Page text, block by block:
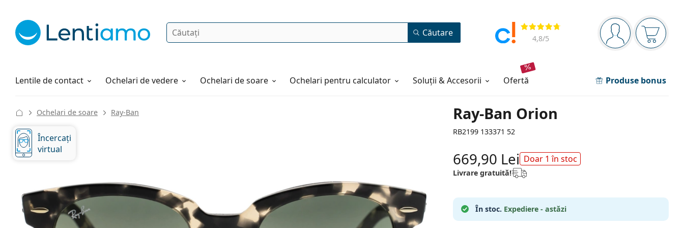
Panou de navigare
Sunteți logat
Coșul
Opinii
4,8/5
Căutare Căutare
Lentile de contact
Soluții Ochelari de vedere Ochelari de soare Ochelari pentru calculator Soluții & Accesorii ofertă Produse bonus
Cum comandați
Ray-Ban Orion
RB2199 133371 52
Ochelari de soare Ray-Ban
Încercați
virtual
669,90 Lei Doar 1 în stoc
Livrare gratuită!
În stoc. Expediere - astăzi